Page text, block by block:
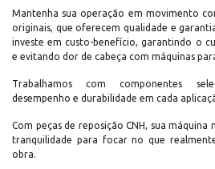
Mantenha sua operação em movimento
originais, que oferecem qualidade e
investe em custo-benefício, garantindo o
e evitando dor de cabeça com máquinas
Trabalhamos com componentes
desempenho e durabilidade em cada
Com peças de reposição CNH, sua
tranquilidade para focar no que
obra.